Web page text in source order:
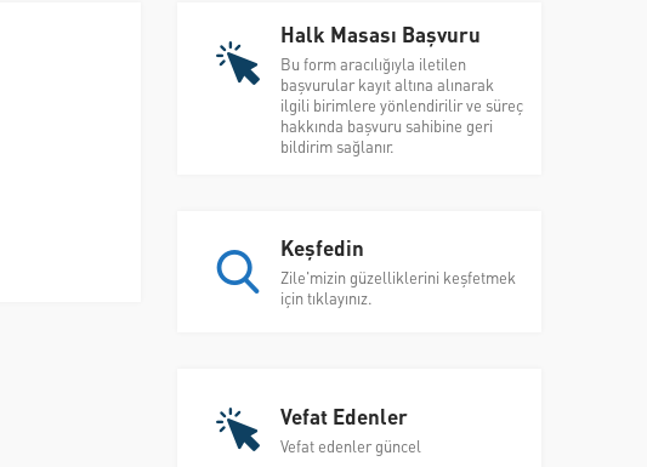
Halk Masası Başvuru
Bu form aracılığıyla iletilen
başvurular kayıt altına alınarak
ilgili birimlere yönlendirilir ve süreç
hakkında başvuru sahibine geri
bildirim sağlanır.
Keşfedin
Zile'mizin güzelliklerini keşfetmek
için tıklayınız.
Vefat Edenler
Vefat edenler güncel